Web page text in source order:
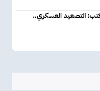
التصعيد العسكري..